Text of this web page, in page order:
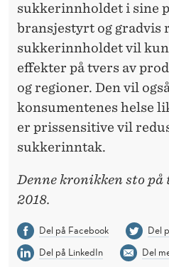
sukkerinnholdet i sine
bransjestyrt og gradvis
sukkerinnholdet vil
effekter på tvers av
og regioner. Den vil
konsumentenes helse
er prissensitive vil
sukkerinntak.
Denne kronikken sto
2018.
Del på Facebook
Del
Del på LinkedIn
Del